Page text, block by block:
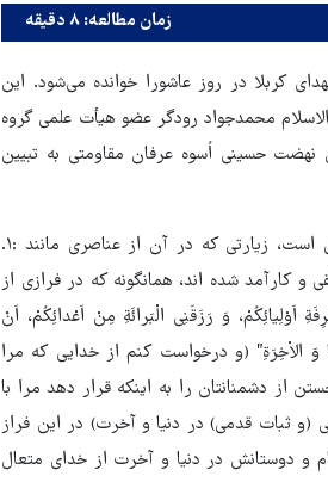
زمان مطالعه: ۸ دقیقه
کربلا در روز عاشورا خوانده می‌شود. این
محمدجواد رودگر عضو هیأت علمی گروه
نهضت حسینی اُسوه عرفان مقاومتی به تبیین
زیارت عاشورا یکی از منابع نغز و پرمغز عرفان مقاومتی و مقاومت عرفانی است، زیارتی که در آن از عناصری مانند :۱.
و ترکیب منطقی و کارآمد شده اند، همانگونه که در فرازی از
اَوْلِیائِکُمْ، وَ رَزَقَنِی الْبَرائَةِ مِنْ اَعْدائِکُمْ، اَنْ
الاْخِرَةِ” (و درخواست کنم از خدایی که‏ مرا
از دشمنانتان را به اینکه قرار دهد مرا با
ثبات قدمی) در دنیا و آخرت) در این فراز
و دوستانش در دنیا و آخرت از خدای متعال